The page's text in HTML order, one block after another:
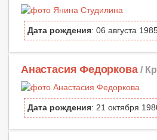
Дата рождения: 06 августа
Анастасия Федоркова /
Дата рождения: 21 октября